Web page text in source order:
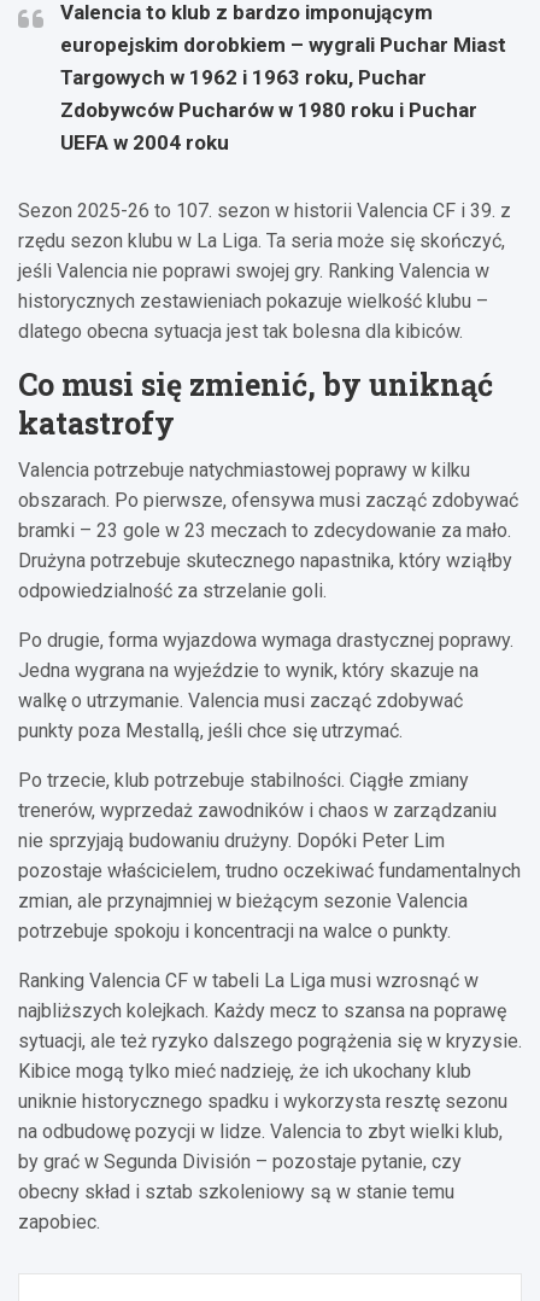
Valencia to klub z bardzo imponującym
europejskim dorobkiem – wygrali Puchar Miast
Targowych w 1962 i 1963 roku, Puchar
Zdobywców Pucharów w 1980 roku i Puchar
UEFA w 2004 roku
Sezon 2025-26 to 107. sezon w historii Valencia CF i 39. z
rzędu sezon klubu w La Liga. Ta seria może się skończyć,
jeśli Valencia nie poprawi swojej gry. Ranking Valencia w
historycznych zestawieniach pokazuje wielkość klubu –
dlatego obecna sytuacja jest tak bolesna dla kibiców.
Co musi się zmienić, by uniknąć
katastrofy
Valencia potrzebuje natychmiastowej poprawy w kilku
obszarach. Po pierwsze, ofensywa musi zacząć zdobywać
bramki – 23 gole w 23 meczach to zdecydowanie za mało.
Drużyna potrzebuje skutecznego napastnika, który wziąłby
odpowiedzialność za strzelanie goli.
Po drugie, forma wyjazdowa wymaga drastycznej poprawy.
Jedna wygrana na wyjeździe to wynik, który skazuje na
walkę o utrzymanie. Valencia musi zacząć zdobywać
punkty poza Mestallą, jeśli chce się utrzymać.
Po trzecie, klub potrzebuje stabilności. Ciągłe zmiany
trenerów, wyprzedaż zawodników i chaos w zarządzaniu
nie sprzyjają budowaniu drużyny. Dopóki Peter Lim
pozostaje właścicielem, trudno oczekiwać fundamentalnych
zmian, ale przynajmniej w bieżącym sezonie Valencia
potrzebuje spokoju i koncentracji na walce o punkty.
Ranking Valencia CF w tabeli La Liga musi wzrosnąć w
najbliższych kolejkach. Każdy mecz to szansa na poprawę
sytuacji, ale też ryzyko dalszego pogrążenia się w kryzysie.
Kibice mogą tylko mieć nadzieję, że ich ukochany klub
uniknie historycznego spadku i wykorzysta resztę sezonu
na odbudowę pozycji w lidze. Valencia to zbyt wielki klub,
by grać w Segunda División – pozostaje pytanie, czy
obecny skład i sztab szkoleniowy są w stanie temu
zapobiec.